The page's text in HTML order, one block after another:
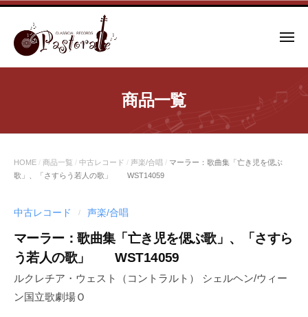
コ
メ
ー
商品一覧
HOME / 商品一覧 / 中古レコード / 声楽/合唱 / マーラー：歌曲集「亡き児を偲ぶ
歌」、「さすらう若人の歌」 WST14059
中古レコード / 声楽/合唱
マーラー：歌曲集「亡き児を偲ぶ歌」、「さすら
う若人の歌」 WST14059
ルクレチア・ウェスト（コントラルト） シェルヘン/ウィー
ン国立歌劇場Ｏ